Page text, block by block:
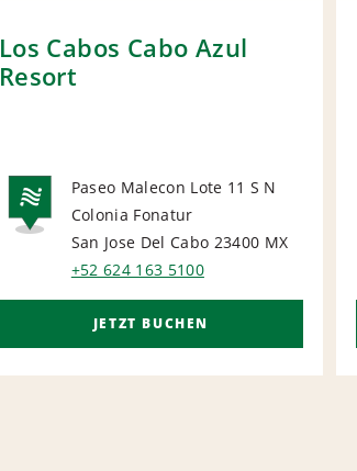
Los Cabos Cabo Azul
Resort
NATIONAL
Paseo Malecon Lote 11 S N
Colonia Fonatur
San Jose Del Cabo 23400 MX
+52 624 163 5100
JETZT BUCHEN